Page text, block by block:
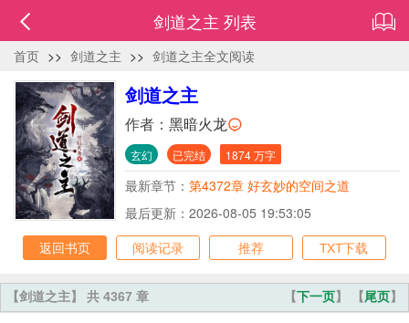
剑道之主 列表
首页 >> 剑道之主 >> 剑道之主全文阅读
剑道之主
作者： 黑暗火龙
玄幻 已完结 1874 万字
最新章节： 第4372章 好玄妙的空间之道
最后更新：2026-08-05 19:53:05
返回书页
阅读记录 推荐 TXT下载
【下一页】 【尾页】
【剑道之主】 共 4367 章